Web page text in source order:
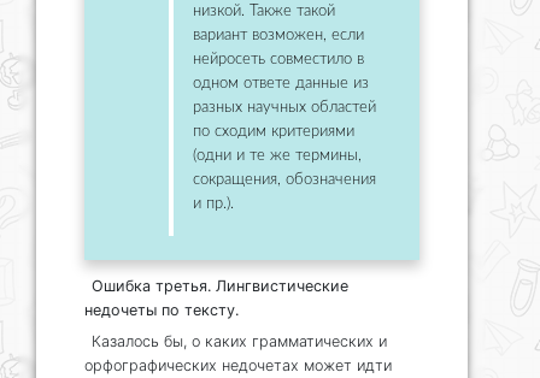
низкой. Также такой
вариант возможен, если
нейросеть совместило в
одном ответе данные из
разных научных областей
по сходим критериями
(одни и те же термины,
сокращения, обозначения
и пр.).
Ошибка третья. Лингвистические
недочеты по тексту.
Казалось бы, о каких грамматических и
орфографических недочетах может идти